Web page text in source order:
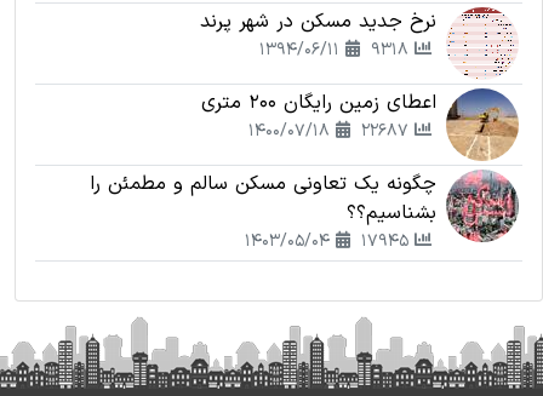
نرخ جدید مسکن در شهر پرند
اعطای زمین رایگان 200 متری
چگونه یک تعاونی مسکن سالم و مطمئن را
بشناسیم؟؟